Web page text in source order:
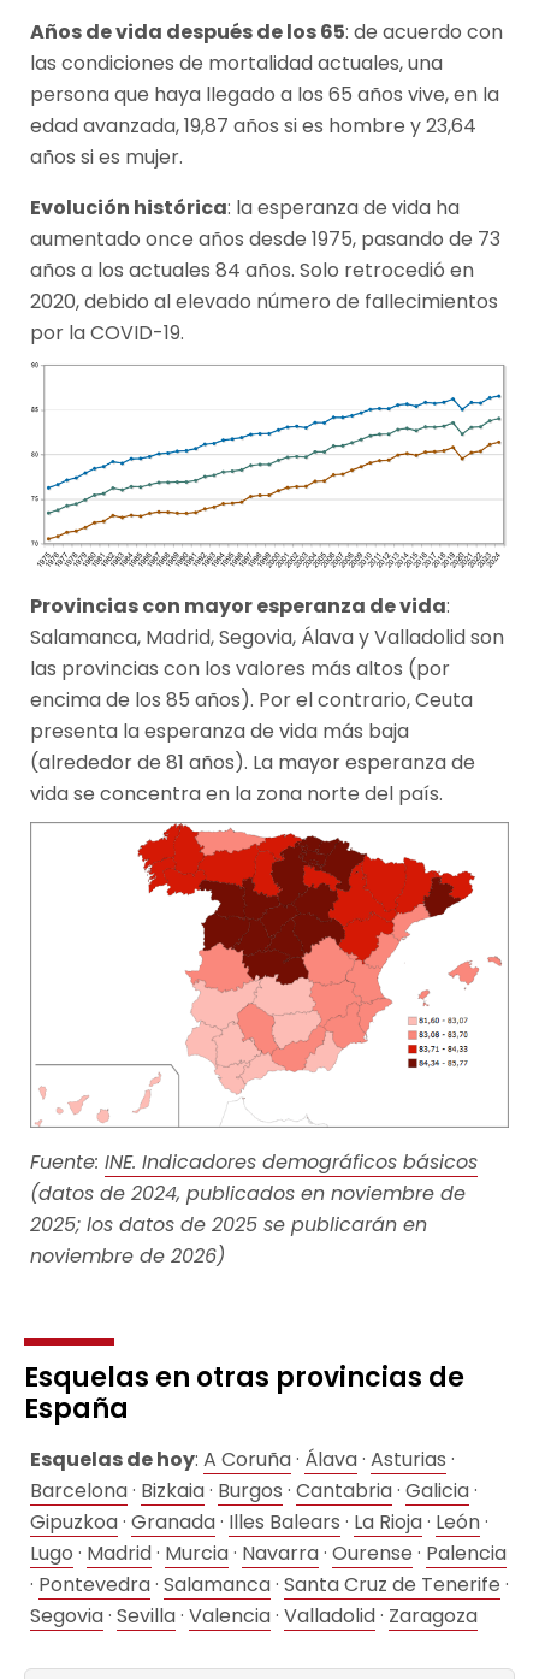
Años de vida después de los 65: de acuerdo con
las condiciones de mortalidad actuales, una
persona que haya llegado a los 65 años vive, en la
edad avanzada, 19,87 años si es hombre y 23,64
años si es mujer.
Evolución histórica: la esperanza de vida ha
aumentado once años desde 1975, pasando de 73
años a los actuales 84 años. Solo retrocedió en
2020, debido al elevado número de fallecimientos
por la COVID-19.
Provincias con mayor esperanza de vida:
Salamanca, Madrid, Segovia, Álava y Valladolid son
las provincias con los valores más altos (por
encima de los 85 años). Por el contrario, Ceuta
presenta la esperanza de vida más baja
(alrededor de 81 años). La mayor esperanza de
vida se concentra en la zona norte del país.
Fuente: INE. Indicadores demográficos básicos
(datos de 2024, publicados en noviembre de
2025; los datos de 2025 se publicarán en
noviembre de 2026)
Esquelas en otras provincias de
España
Esquelas de hoy: A Coruña· Álava· Asturias ·
Barcelona· Bizkaia· Burgos · Cantabria· Galicia·
Gipuzkoa· Granada· Illes Balears · La Rioja· León·
Lugo · Madrid· Murcia· Navarra· Ourense · Palencia
· Pontevedra· Salamanca· Santa Cruz de Tenerife ·
Segovia· Sevilla· Valencia· Valladolid· Zaragoza